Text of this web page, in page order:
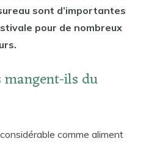
sont d’importantes
pour de nombreux
ils du
comme aliment